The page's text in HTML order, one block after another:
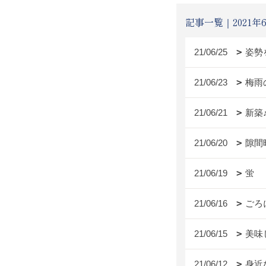
記事一覧｜2021年
21/06/25 姿勢
21/06/23 梅雨
21/06/21 新築
21/06/20 隙間
21/06/19 蛍
21/06/16 ごろ
21/06/15 美味